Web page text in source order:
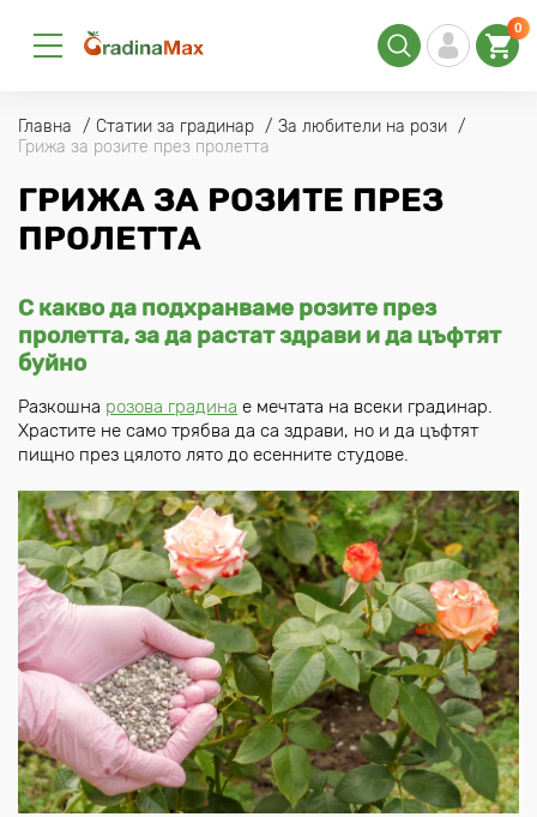
0
Главна Статии за градинар
За любители на рози
Грижа за розите през пролетта
ГРИЖА ЗА РОЗИТЕ ПРЕЗ
ПРОЛЕТТА
С какво да подхранваме розите през
пролетта, за да растат здрави и да цъфтят
буйно
Разкошна розова градина е мечтата на всеки градинар.
Храстите не само трябва да са здрави, но и да цъфтят
пищно през цялото лято до есенните студове.